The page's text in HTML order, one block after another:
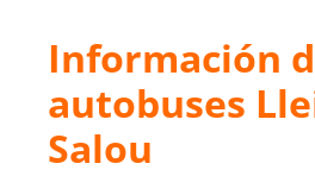
Información
autobuses
Salou